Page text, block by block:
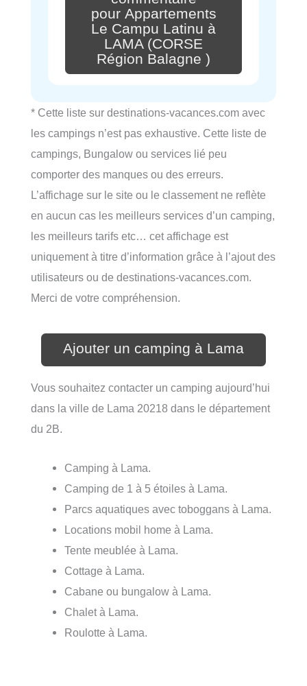
pour Appartements
Le Campu Latinu à
LAMA (CORSE
Région Balagne )
* Cette liste sur destinations-vacances.com avec
les campings n’est pas exhaustive. Cette liste de
campings, Bungalow ou services lié peu
comporter des manques ou des erreurs.
L’affichage sur le site ou le classement ne reflète
en aucun cas les meilleurs services d’un camping,
les meilleurs tarifs etc… cet affichage est
uniquement à titre d’information grâce à l’ajout des
utilisateurs ou de destinations-vacances.com.
Merci de votre compréhension.
Ajouter un camping à Lama
Vous souhaitez contacter un camping aujourd’hui
dans la ville de Lama 20218 dans le département
du 2B.
Camping à Lama.
Camping de 1 à 5 étoiles à Lama.
Parcs aquatiques avec toboggans à Lama.
Locations mobil home à Lama.
Tente meublée à Lama.
Cottage à Lama.
Cabane ou bungalow à Lama.
Chalet à Lama.
Roulotte à Lama.